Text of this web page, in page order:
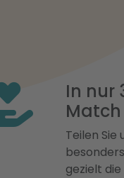
In nur
Match
Teilen Sie
gezielt